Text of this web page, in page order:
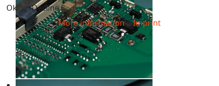
Ok
Decline
More information|Imprint